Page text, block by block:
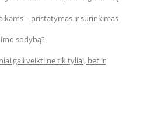
– pristatymas ir surinkimas
sodybą?
gali veikti ne tik tyliai, bet ir